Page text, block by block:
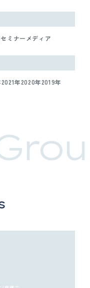
セミナー メディア
2021年2020年2019年